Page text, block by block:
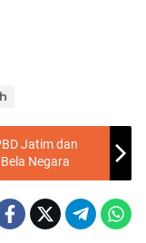
Jatim dan
Negara